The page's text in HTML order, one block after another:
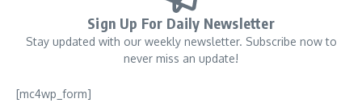
Sign Up For Daily Newsletter
Stay updated with our weekly newsletter. Subscribe now to
never miss an update!
[mc4wp_form]